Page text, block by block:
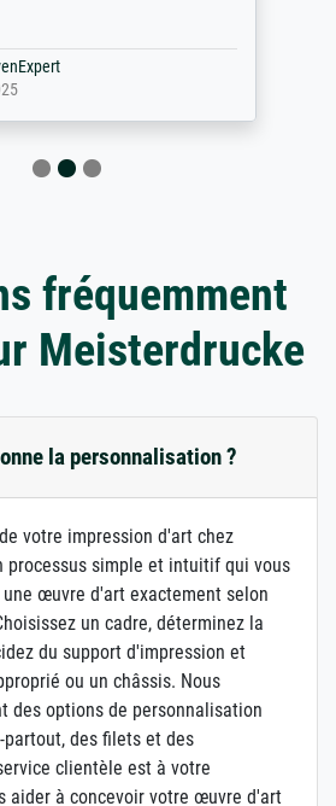
fréquemment
Meisterdrucke
la personnalisation ?
votre impression d'art chez
processus simple et intuitif qui vous
œuvre d'art exactement selon
un cadre, déterminez la
du support d'impression et
ou un châssis. Nous
des options de personnalisation
des filets et des
clientèle est à votre
aider à concevoir votre œuvre d'art